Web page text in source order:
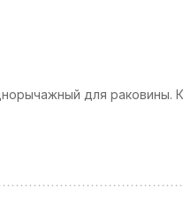
для раковины.